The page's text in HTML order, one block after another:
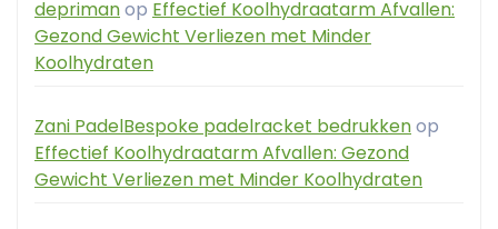
deprimanop Effectief Koolhydraatarm Afvallen:
Gezond Gewicht Verliezen met Minder
Koolhydraten
Zani PadelBespoke padelracket bedrukkenop
Effectief Koolhydraatarm Afvallen: Gezond
Gewicht Verliezen met Minder Koolhydraten